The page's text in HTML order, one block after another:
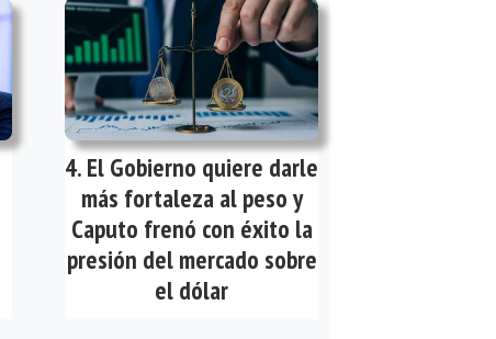
El Gobierno quiere darle
más fortaleza al peso y
Caputo frenó con éxito la
presión del mercado sobre
el dólar